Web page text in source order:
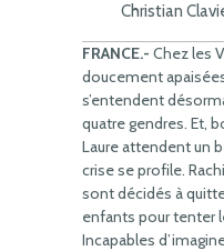
Christian
FRANCE.- Chez les
doucement
s’entendent
quatre gendres. Et,
Laure attendent un
crise se profile.
sont décidés à
enfants pour tenter
Incapables